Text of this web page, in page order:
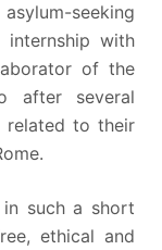
seeking
with
of the
after several
related to their
such a short
ethical and